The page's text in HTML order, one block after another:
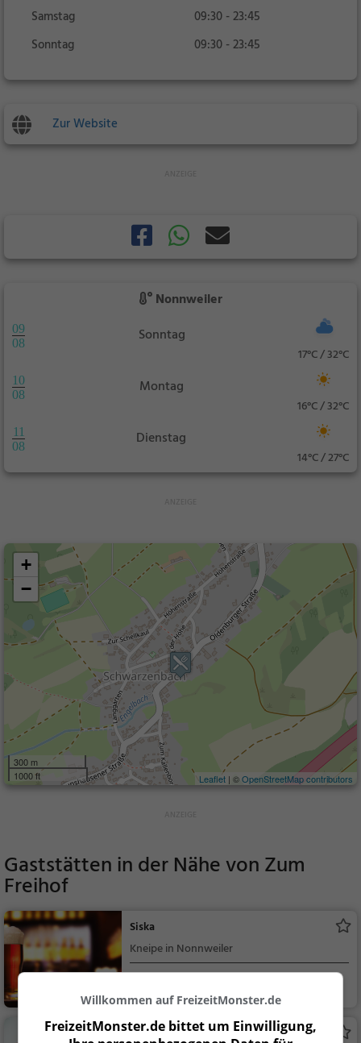
Samstag
09:30 - 23:45
Sonntag
09:30 - 23:45
Zur Website
Nonnweiler
09
08
Sonntag
17°C / 32°C
10
08
Montag
16°C / 32°C
11
08
Dienstag
14°C / 27°C
+
−
300 m
1000 ft
Leaflet | ©OpenStreetMap contributors
Gaststätten in der Nähe vonZum
Freihof
Siska
Kneipe in Nonnweiler
acks / Getränke
Landhaus Spanier
Willkommen auf FreizeitMonster.de
FreizeitMonster.de bittet um Einwilligung,